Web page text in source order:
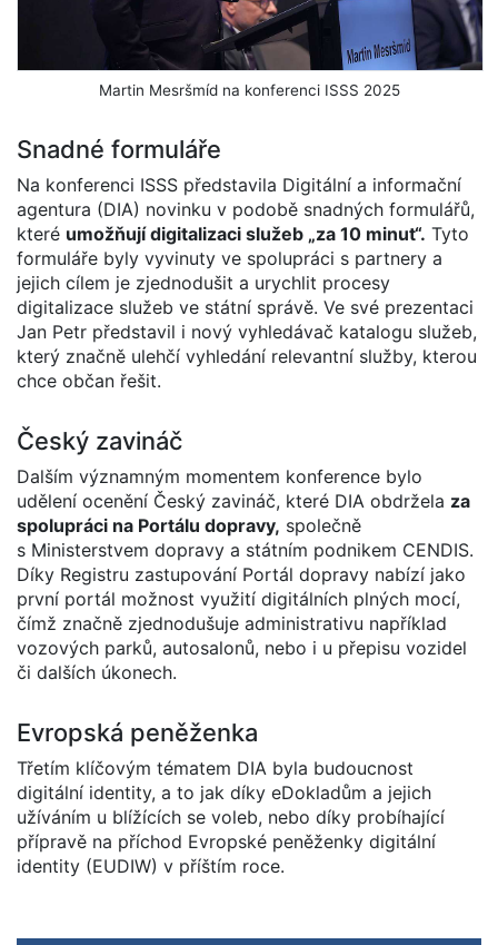
Martin Mesršmíd na konferenci ISSS 2025
Snadné formuláře
Na konferenci ISSS představila Digitální a informační
agentura (DIA) novinku v podobě snadných formulářů,
které umožňují digitalizaci služeb „za 10 minut“. Tyto
formuláře byly vyvinuty ve spolupráci s partnery a
jejich cílem je zjednodušit a urychlit procesy
digitalizace služeb ve státní správě. Ve své prezentaci
Jan Petr představil i nový vyhledávač katalogu služeb,
který značně ulehčí vyhledání relevantní služby, kterou
chce občan řešit.
Český zavináč
Dalším významným momentem konference bylo
udělení ocenění Český zavináč, které DIA obdržela za
spolupráci na Portálu dopravy, společně
s Ministerstvem dopravy a státním podnikem CENDIS.
Díky Registru zastupování Portál dopravy nabízí jako
první portál možnost využití digitálních plných mocí,
čímž značně zjednodušuje administrativu například
vozových parků, autosalonů, nebo i u přepisu vozidel
či dalších úkonech.
Evropská peněženka
Třetím klíčovým tématem DIA byla budoucnost
digitální identity, a to jak díky eDokladům a jejich
užíváním u blížících se voleb, nebo díky probíhající
přípravě na příchod Evropské peněženky digitální
identity (EUDIW) v příštím roce.